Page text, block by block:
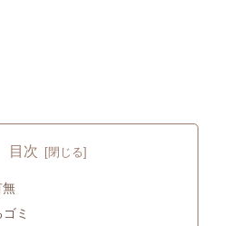
目次
無
ミ